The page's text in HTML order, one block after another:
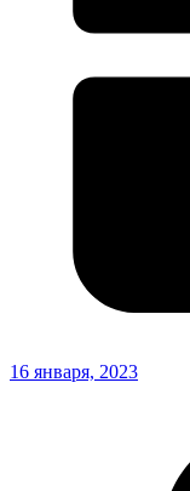
16 января, 2023